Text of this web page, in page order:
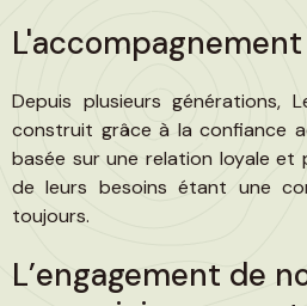
Depuis plusieurs générations,
construit grâce à la confiance
basée sur une relation loyale et
de leurs besoins étant une
toujours.
L’engagement de